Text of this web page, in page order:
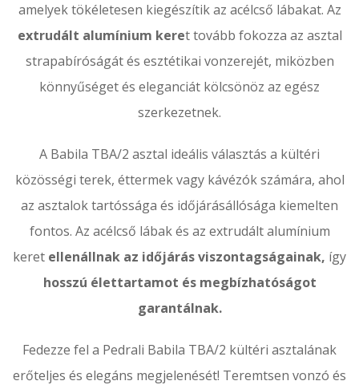
amelyek tökéletesen kiegészítik az acélcső lábakat. Az
extrudált alumínium keret tovább fokozza az asztal
strapabíróságát és esztétikai vonzerejét, miközben
könnyűséget és eleganciát kölcsönöz az egész
szerkezetnek.
A Babila TBA/2 asztal ideális választás a kültéri
közösségi terek, éttermek vagy kávézók számára, ahol
az asztalok tartóssága és időjárásállósága kiemelten
fontos. Az acélcső lábak és az extrudált alumínium
keret ellenállnak az időjárás viszontagságainak, így
hosszú élettartamot és megbízhatóságot
garantálnak.
Fedezze fel a Pedrali Babila TBA/2 kültéri asztalának
erőteljes és elegáns megjelenését! Teremtsen vonzó és